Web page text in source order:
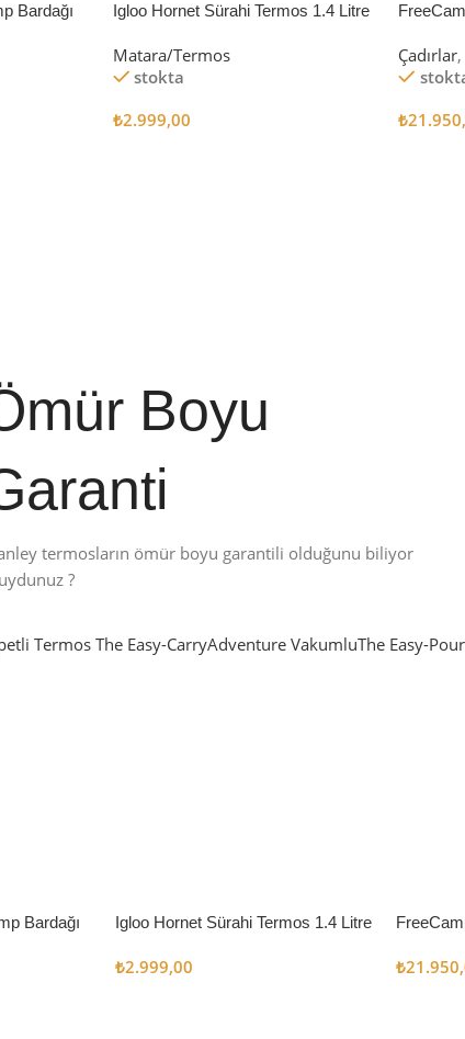
Bardağı
Igloo Hornet Sürahi Termos 1.4 Litre
Matara/Termos
stokta
₺2.999,00
Çadırlar,
₺
Boyu
termosların ömür boyu garantili olduğunu biliyor
?
TermosThe Easy-CarryAdventure VakumluThe Easy-Pour
Bardağı
Igloo Hornet Sürahi Termos 1.4 Litre
₺2.999,00 ₺